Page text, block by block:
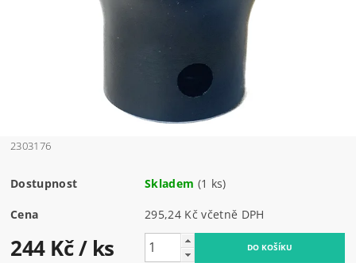
2303176
Dostupnost Skladem (1 ks)
Cena 295,24 Kč včetně DPH
244 Kč/ ks